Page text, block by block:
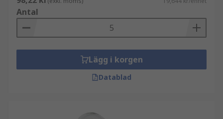
Antal
Lägg i korgen
Datablad